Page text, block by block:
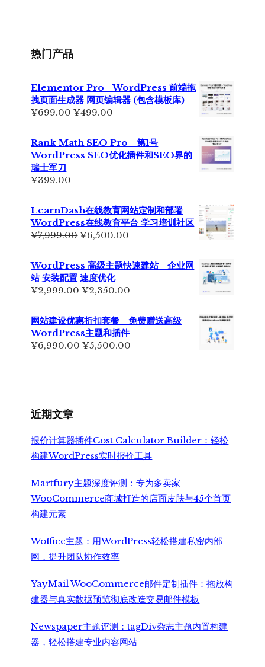
热门产品
Elementor Pro - WordPress 前端拖
拽页面生成器 网页编辑器 (包含模板库)
¥699.00原
为：
¥699.00。
¥499.00
价
格
为：
Rank Math SEO Pro - 第1号
WordPress SEO优化插件和SEO界的
瑞士军刀
¥399.00
LearnDash在线教育网站定制和部署
WordPress在线教育平台 学习培训社区
¥7,999.00原
为：
¥7,999.00。
¥6,500.00
价
格
WordPress 高级主题快速建站 - 企业网
站 安装配置 速度优化
¥2,999.00原
为：
¥2,999.00。
¥2,350.00
价
格
为：
网站建设优惠折扣套餐 - 免费赠送高级
WordPress主题和插件
¥6,990.00原
¥5,500.00
近期文章
报价计算器插件Cost Calculator Builder：轻松
构建WordPress实时报价工具
Martfury主题深度评测：专为多卖家
WooCommerce商城打造的店面皮肤与45个首页
构建元素
Woffice主题：用WordPress轻松搭建私密内部
网，提升团队协作效率
YayMail WooCommerce邮件定制插件：拖放构
建器与真实数据预览彻底改造交易邮件模板
Newspaper主题评测：tagDiv杂志主题内置构建
器，轻松搭建专业内容网站